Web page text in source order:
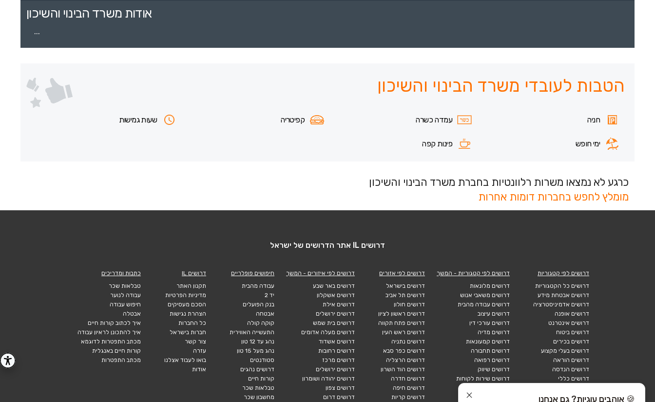
אודות משרד הבינוי והשיכון
...
הטבות לעובדי משרד הבינוי והשיכון
חניה עמדה כשרה קפיטריה שעות גמישות
ימי חופש פינות קפה
כרגע לא נמצאו משרות רלוונטיות בחברת משרד הבינוי והשיכון
מומלץ לחפש בחברות דומות אחרות
דרושים IL אתר הדרושים של ישראל
דרושים לפי קטגוריות
דרושים כל הקטגוריות
דרושים אבטחת מידע
דרושים אדמיניסטרציה
דרושים אופנה
דרושים אינטרנט
דרושים ביטוח
דרושים בכירים
דרושים בעלי מקצוע
דרושים הוראה
דרושים הנדסה
דרושים כללי
דרושים לוגיסטיקה
דרושים לפי קטגוריות - המשך
דרושים מלונאות
דרושים משאבי אנוש
דרושים עבודה מהבית
דרושים עיצוב
דרושים עורכי דין
דרושים מדיה
דרושים קמעונאות
דרושים תחבורה
דרושים רפואה
דרושים שיווק
דרושים שירות לקוחות
דרושים לפי אזורים
דרושים בישראל
דרושים תל אביב
דרושים חולון
דרושים ראשון לציון
דרושים פתח תקווה
דרושים ראש העין
דרושים נתניה
דרושים כפר סבא
דרושים הרצליה
דרושים הוד השרון
דרושים חדרה
דרושים חיפה
דרושים קריות
דרושים לפי איזורים - המשך
דרושים באר שבע
דרושים אשקלון
דרושים אילת
דרושים ירושלים
דרושים בית שמש
דרושים מעלה אדומים
דרושים אשדוד
דרושים רחובות
דרושים מרכז
דרושים ירושלים
דרושים יהודה ושומרון
דרושים צפון
דרושים דרום
חיפושים פופלריים
עבודה מהבית
יד 2
בנק הפועלים
אבטחה
קוקה קולה
התעשייה האווירית
נהג עד 12 טון
נהג מעל 15 טון
סטודנטים
דרושים נהגים
קורות חיים
טבלאות שכר
מחשבון שכר
דרושים IL
תקנון האתר
מדיניות הפרטיות
הסכם מעסיקים
הצהרת נגישות
כל החברות
חברות בישראל
צור קשר
עזרה
בואו לעבוד אצלנו
אודות
כתבות ומדריכים
טבלאות שכר
עבודה לנוער
חיפוש עבודה
אבטלה
איך לכתוב קורות חיים
איך להתכונן לראיון עבודה
מכתב התפטרות לדוגמא
קורות חיים באנגלית
מכתב התפטרות
🍪 אוהבים עוגיות? גם אנחנו